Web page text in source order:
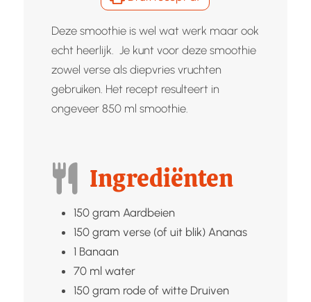
Deze smoothie is wel wat werk maar ook
echt heerlijk. Je kunt voor deze smoothie
zowel verse als diepvries vruchten
gebruiken. Het recept resulteert in
ongeveer 850 ml smoothie.
Ingrediënten
150 gram Aardbeien
150 gram verse (of uit blik) Ananas
1 Banaan
70 ml water
150 gram rode of witte Druiven